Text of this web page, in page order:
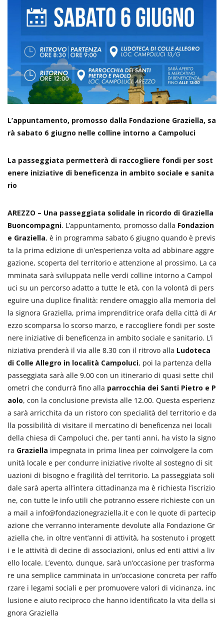
L’appuntamento, promosso dalla Fondazione Graziella, sa
rà sabato 6 giugno nelle colline intorno a Campoluci
La passeggiata permetterà di raccogliere fondi per sost
enere iniziative di beneficenza in ambito sociale e sanita
rio
AREZZO – Una passeggiata solidale in ricordo di Graziella
Buoncompagni. L’appuntamento, promosso dalla Fondazion
e Graziella, è in programma sabato 6 giugno quando è previs
ta la prima edizione di un’esperienza volta ad abbinare aggre
gazione, scoperta del territorio e attenzione al prossimo. La ca
mminata sarà sviluppata nelle verdi colline intorno a Campol
uci su un percorso adatto a tutte le età, con la volontà di pers
eguire una duplice finalità: rendere omaggio alla memoria del
la signora Graziella, prima imprenditrice orafa della città di Ar
ezzo scomparsa lo scorso marzo, e raccogliere fondi per soste
nere iniziative di beneficenza in ambito sociale e sanitario. L’i
niziativa prenderà il via alle 8.30 con il ritrovo alla Ludoteca
di Colle Allegro in località Campoluci, poi la partenza della
passeggiata sarà alle 9.00 con un itinerario di quasi sette chil
ometri che condurrà fino alla parrocchia dei Santi Pietro e P
aolo, con la conclusione prevista alle 12.00. Questa esperienz
a sarà arricchita da un ristoro con specialità del territorio e da
lla possibilità di visitare il mercatino di beneficenza nei locali
della chiesa di Campoluci che, per tanti anni, ha visto la signo
ra Graziella impegnata in prima linea per coinvolgere la com
unità locale e per condurre iniziative rivolte al sostegno di sit
uazioni di bisogno e fragilità del territorio. La passeggiata soli
dale sarà aperta all’intera cittadinanza ma è richiesta l’iscrizio
ne, con tutte le info utili che potranno essere richieste con un
a mail a info@fondazionegraziella.it e con le quote di partecip
azione che verranno interamente devolute alla Fondazione Gr
aziella che, in oltre vent’anni di attività, ha sostenuto i progett
i e le attività di decine di associazioni, onlus ed enti attivi a liv
ello locale. L’evento, dunque, sarà un’occasione per trasforma
re una semplice camminata in un’occasione concreta per raffo
rzare i legami sociali e per promuovere valori di vicinanza, inc
lusione e aiuto reciproco che hanno identificato la vita della si
gnora Graziella